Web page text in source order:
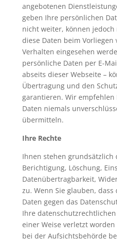
angebotenen
geben Ihre persönlichen
nicht weiter, können
diese Daten beim
Verhalten eingesehen
persönliche Daten per E-
abseits dieser Webseite –
Übertragung und den
garantieren. Wir
Daten niemals
übermitteln.
Ihre Rechte
Ihnen stehen grundsätzlich
Berichtigung, Löschung,
Datenübertragbarkeit,
zu. Wenn Sie glauben,
Daten gegen das
Ihre
einer Weise verletzt
bei der Aufsichtsbehörde